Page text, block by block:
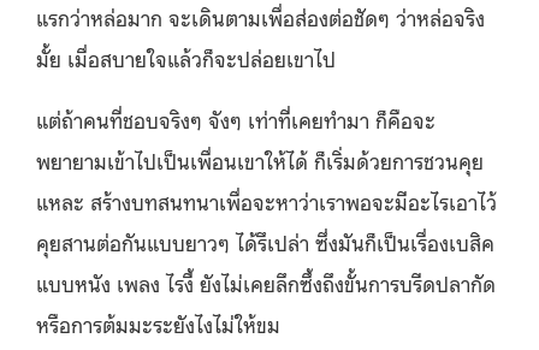
แรกว่าหล่อมาก จะเดินตามเพื่อส่องต่อชัดๆ ว่าหล่อจริง
มั้ย เมื่อสบายใจแล้วก็จะปล่อยเขาไป
แต่ถ้าคนที่ชอบจริงๆ จังๆ เท่าที่เคยทำมา ก็คือจะ
พยายามเข้าไปเป็นเพื่อนเขาให้ได้ ก็เริ่มด้วยการชวนคุย
แหละ สร้างบทสนทนาเพื่อจะหาว่าเราพอจะมีอะไรเอาไว้
คุยสานต่อกันแบบยาวๆ ได้รึเปล่า ซึ่งมันก็เป็นเรื่องเบสิค
แบบหนัง เพลง ไรงี้ ยังไม่เคยลึกซึ้งถึงขั้นการบรีดปลากัด
หรือการต้มมะระยังไงไม่ให้ขม